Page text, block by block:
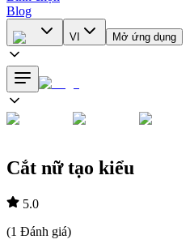
Blog
VI Mở ứng dụng
Cắt nữ tạo kiểu
5.0
(1 Đánh giá)